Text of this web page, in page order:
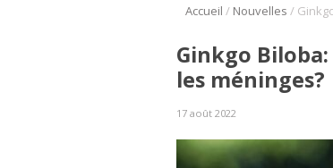
Accueil / Nouvelles /
Ginkgo
les méninges?
17 août 2022